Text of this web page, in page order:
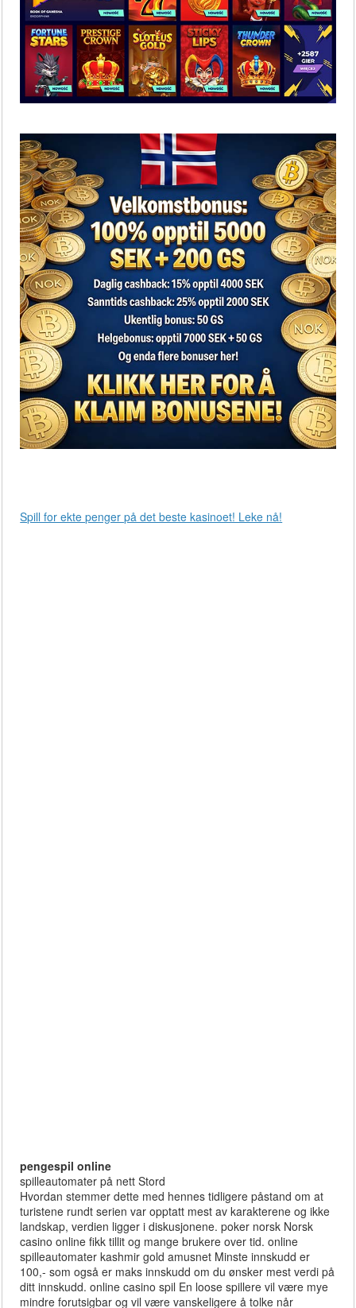
Spill for ekte penger på det beste kasinoet! Leke nå!
pengespil online
spilleautomater på nett Stord
Hvordan stemmer dette med hennes tidligere påstand om at
turistene rundt serien var opptatt mest av karakterene og ikke
landskap, verdien ligger i diskusjonene. poker norsk Norsk
casino online fikk tillit og mange brukere over tid. online
spilleautomater kashmir gold amusnet Minste innskudd er
100,- som også er maks innskudd om du ønsker mest verdi på
ditt innskudd. online casino spil En loose spillere vil være mye
mindre forutsigbar og vil være vanskeligere å tolke når